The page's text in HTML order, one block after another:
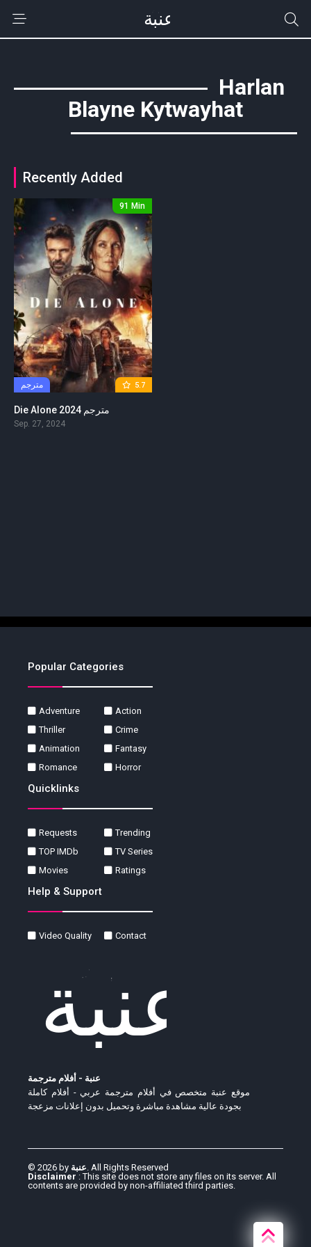
Harlan
Blayne Kytwayhat
Recently Added
5.7 مترجم
91 Min
Die Alone 2024 مترجم
Sep. 27, 2024
Popular Categories
Adventure
Action
Thriller
Crime
Animation
Fantasy
Romance
Horror
Quicklinks
Requests
Trending
TOP IMDb
TV Series
Movies
Ratings
Help & Support
Video Quality Contact
عنبة - أفلام مترجمة
موقع عنبة متخصص في أفلام مترجمة عربي - أفلام كاملة
بجودة عالية مشاهدة مباشرة وتحميل بدون إعلانات مزعجة
© 2026 by عنبة. All Rights Reserved
Disclaimer : This site does not store any files on its server. All
contents are provided by non-affiliated third parties.